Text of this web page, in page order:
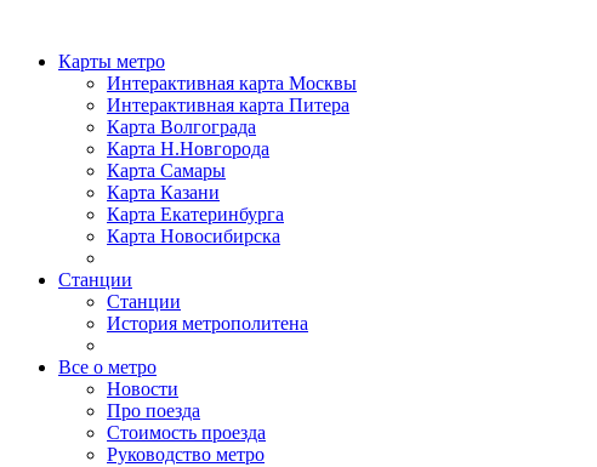
Карты метро
Интерактивная карта Москвы
Интерактивная карта Питера
Карта Волгограда
Карта Н.Новгорода
Карта Самары
Карта Казани
Карта Екатеринбурга
Карта Новосибирска
Станции
Станции
История метрополитена
Все о метро
Новости
Про поезда
Стоимость проезда
Руководство метро